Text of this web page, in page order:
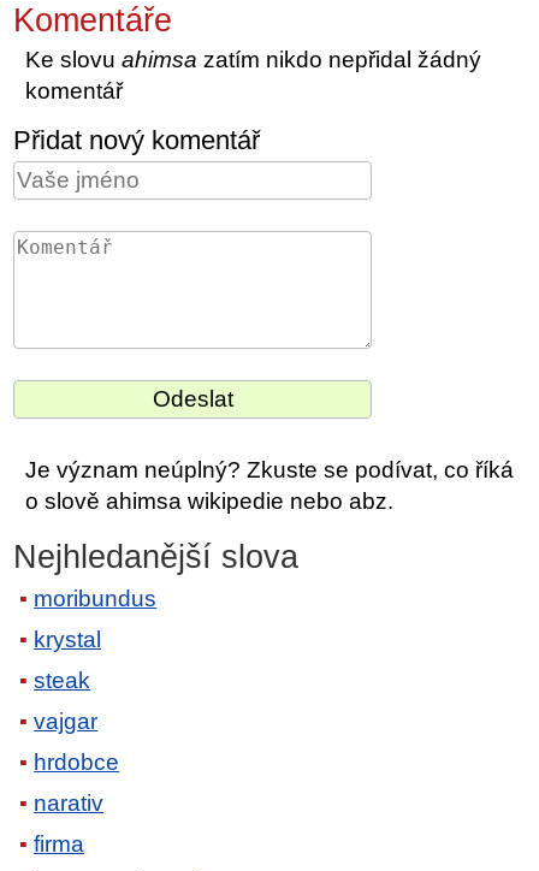
Komentáře
Ke slovuahimsa zatím nikdo nepřidal žádný
komentář
Přidat nový komentář
Je význam neúplný? Zkuste se podívat, co říká
o slově ahimsa wikipedie nebo abz.
Nejhledanější slova
moribundus
krystal
steak
vajgar
hrdobce
narativ
firma